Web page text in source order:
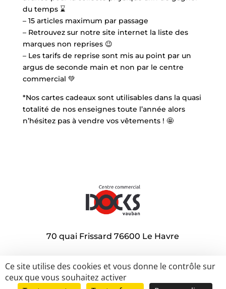
du temps ⌛️
– 15 articles maximum par passage
– Retrouvez sur notre site internet la liste des
marques non reprises 😉
– Les tarifs de reprise sont mis au point par un
argus de seconde main et non par le centre
commercial 💚
*Nos cartes cadeaux sont utilisables dans la quasi
totalité de nos enseignes toute l’année alors
n’hésitez pas à vendre vos vêtements ! 🤩
70 quai Frissard 76600 Le Havre
A louer Promotions
Nos actions sociales
Nos actions éco-citoyennes
Contact
Ce site utilise des cookies et vous donne le contrôle sur
ceux que vous souhaitez activer